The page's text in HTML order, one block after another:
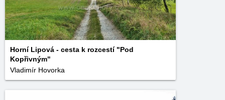
Horní Lipová - cesta k rozcestí "Pod
Kopřivným"
Vladimír Hovorka